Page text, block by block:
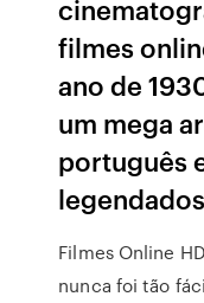
filmes
ano de
um mega
português
Filmes Online
nunca foi tão